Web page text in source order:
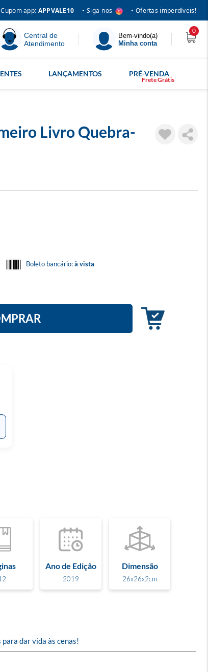
Cupom app: APPVALE10 • Siga-nos • Ofertas imperdíveis!
Central de
Atendimento
Bem-vindo(a)
Minha conta
0
LANÇAMENTOS PRÉ-VENDA
Livro Quebra-
Boleto bancário:à vista
Ano de Edição
2019
Dimensão
26x26x2cm
dar vida às cenas!